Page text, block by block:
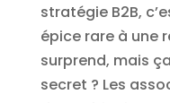
stratégie B2B,
épice rare à une
surprend, mais
secret ? Les